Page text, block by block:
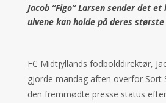
Jacob ”Figo” Larsen sender det
ulvene kan holde på deres
FC Midtjyllands fodbolddirektør,
gjorde mandag aften overfor Sort
den fremmødte presse status